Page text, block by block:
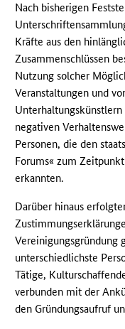
Nach bisherigen
Kräfte aus den
Zusammenschlüssen
Nutzung solcher
Veranstaltungen und
negativen
Personen, die den
Forums« zum
erkannten.
Darüber hinaus
Vereinigungsgründung
unterschiedlichste
Tätige,
verbunden mit der
den Gründungsaufruf